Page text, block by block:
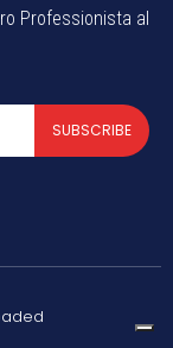
Professionista al
SUBSCRIBE